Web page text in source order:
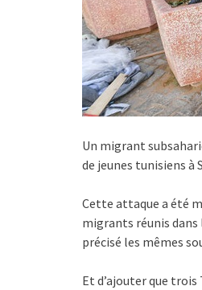
Un migrant
de jeunes tunisiens à
Cette attaque a été
migrants réunis dans
précisé les mêmes
Et d’ajouter que trois